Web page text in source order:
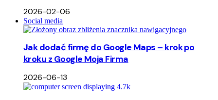
2026-02-06
Social media
Jak dodać firmę do Google Maps – krok po
kroku z Google Moja Firma
2026-06-13